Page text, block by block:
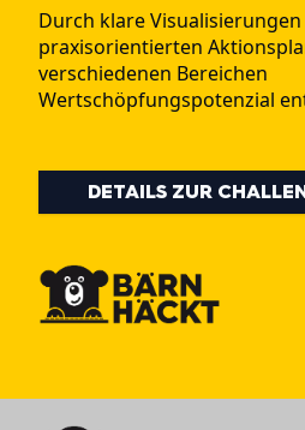
Durch klare
praxisorientierten
verschiedenen Bereichen
Wertschöpfungspotenzial
DETAILS ZUR